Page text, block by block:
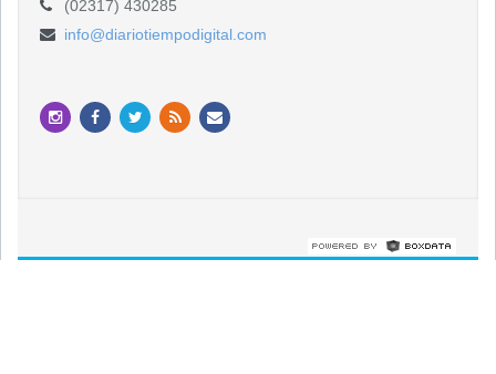
(02317) 430285
info@diariotiempodigital.com